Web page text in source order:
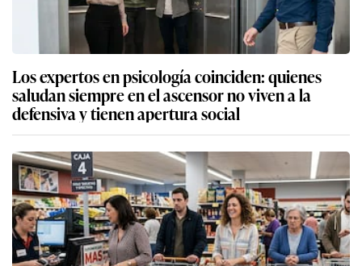
Los expertos en psicología coinciden: quienes
saludan siempre en el ascensor no viven a la
defensiva y tienen apertura social